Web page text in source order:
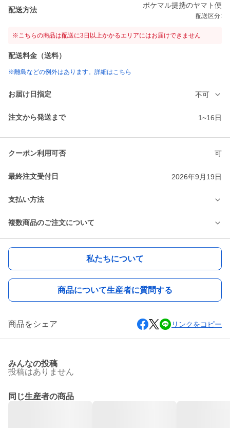
配送方法
ポケマル提携のヤマト便
配送区分:
※こちらの商品は配送に3日以上かかるエリアにはお届けできません
配送料金（送料）
※離島などの例外はあります。詳細はこちら
お届け日指定 不可
注文から発送まで 1~16日
クーポン利用可否 可
最終注文受付日 2026年9月19日
支払い方法
複数商品のご注文について
私たちについて
商品について生産者に質問する
商品をシェア リンクをコピー
みんなの投稿
投稿はありません
同じ生産者の商品